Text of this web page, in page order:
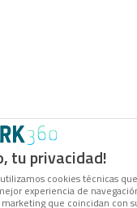
tu privacidad!
cookies técnicas
experiencia de
que coincidan con